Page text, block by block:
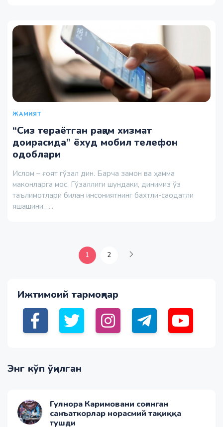
ЖАМИЯТ
“Сиз тераётган рақам хизмат
доирасида” ёхуд мобил телефон
одоблари
Ислом – ғоят гўзал дин. Барча замон ва ҳамма
маконларга мос. Гўзаллиги шундаки, динимиз ўз
таълимотлари билан инсониятнинг бахтли-саодатли
яшашини…...
1 2
Ижтимоий тармоқлар
Энг кўп ўқилган
Гулнора Каримовани соғинган
санъаткорлар норасмий тақиққа
тушди